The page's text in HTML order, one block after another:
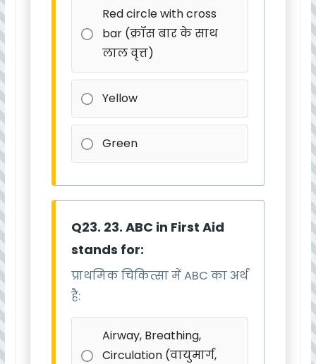
Red circle with cross
bar (क्रॉस बार के साथ
लाल वृत्त)
Yellow
Green
Q23. 23. ABC in First Aid
stands for:
प्राथमिक चिकित्सा में ABC का अर्थ
है:
Airway, Breathing,
Circulation (वायुमार्ग,